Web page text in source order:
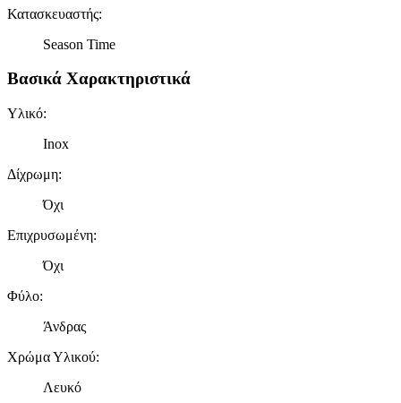
Κατασκευαστής:
Season Time
Βασικά Χαρακτηριστικά
Υλικό:
Inox
Δίχρωμη:
Όχι
Επιχρυσωμένη:
Όχι
Φύλο:
Άνδρας
Χρώμα Υλικού:
Λευκό